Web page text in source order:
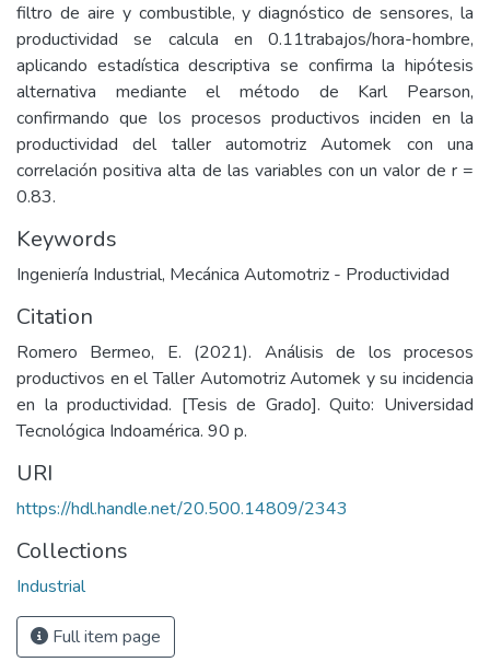
filtro de aire y combustible, y diagnóstico de sensores, la
productividad se calcula en 0.11trabajos/hora-hombre,
aplicando estadística descriptiva se confirma la hipótesis
alternativa mediante el método de Karl Pearson,
confirmando que los procesos productivos inciden en la
productividad del taller automotriz Automek con una
correlación positiva alta de las variables con un valor de r =
0.83.
Keywords
Ingeniería Industrial, Mecánica Automotriz - Productividad
Citation
Romero Bermeo, E. (2021). Análisis de los procesos
productivos en el Taller Automotriz Automek y su incidencia
en la productividad. [Tesis de Grado]. Quito: Universidad
Tecnológica Indoamérica. 90 p.
URI
https://hdl.handle.net/20.500.14809/2343
Collections
Industrial
Full item page